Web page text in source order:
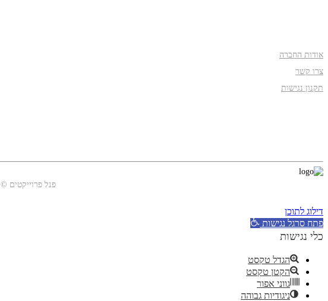
אודות החברה
צרו קשר
תקנון נגישות
פנל פרוייקטים © 2022. כל הזכויות שמורות
דילוג לתוכן
פתח סרגל נגישות
כלי נגישות
הגדל טקסט
הקטן טקסט
גווני אפור
ניגודיות גבוהה